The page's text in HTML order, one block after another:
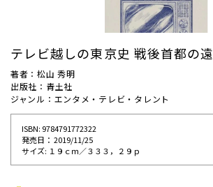
テレビ越しの東京史 戦後首都の
著者：松山 秀明
出版社：青土社
ジャンル：エンタメ・テレビ・タレント
ISBN: 9784791772322
発売⽇： 2019/11/25
サイズ: １９ｃｍ／３３３，２９ｐ